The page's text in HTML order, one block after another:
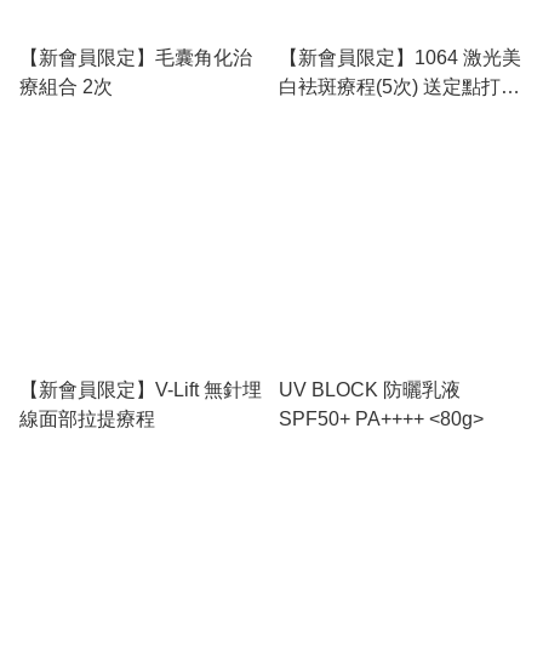
【新會員限定】毛囊角化治
療組合 2次
【新會員限定】1064 激光美
白袪斑療程(5次) 送定點打斑
【新會員限定】V-Lift 無針埋
線面部拉提療程
UV BLOCK 防曬乳液
SPF50+ PA++++ <80g>